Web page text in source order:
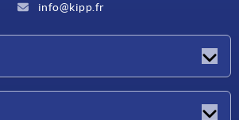
info@kipp.fr